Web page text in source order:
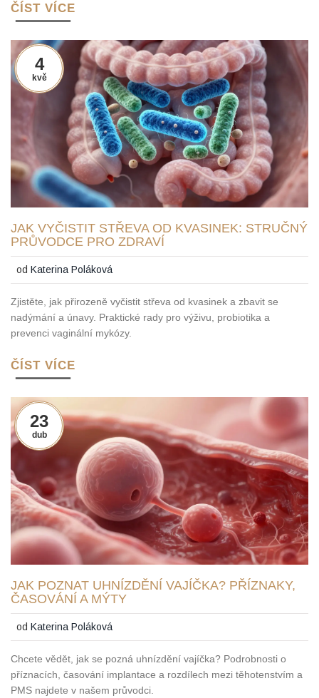
ČÍST VÍCE
4
kvě
JAK VYČISTIT STŘEVA OD KVASINEK: STRUČNÝ
PRŮVODCE PRO ZDRAVÍ
odKaterina Poláková
Zjistěte, jak přirozeně vyčistit střeva od kvasinek a zbavit se
nadýmání a únavy. Praktické rady pro výživu, probiotika a
prevenci vaginální mykózy.
ČÍST VÍCE
23
dub
JAK POZNAT UHNÍZDĚNÍ VAJÍČKA? PŘÍZNAKY,
ČASOVÁNÍ A MÝTY
odKaterina Poláková
Chcete vědět, jak se pozná uhnízdění vajíčka? Podrobnosti o
příznacích, časování implantace a rozdílech mezi těhotenstvím a
PMS najdete v našem průvodci.